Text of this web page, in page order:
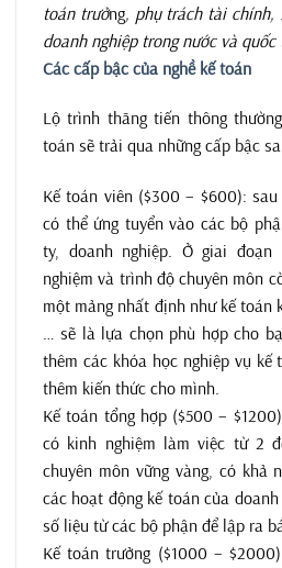
toán trưởng, phụ trách tài
doanh nghiệp trong nước và quốc
Các cấp bậc của nghề kế toán
Lộ trình thăng tiến thông
toán sẽ trải qua những cấp bậc
Kế toán viên ($300 – $600):
có thể ứng tuyển vào các bộ
ty, doanh nghiệp. Ở giai
nghiệm và trình độ chuyên môn
một mảng nhất định như kế toán
… sẽ là lựa chọn phù hợp cho
thêm các khóa học nghiệp vụ kế
thêm kiến thức cho mình.
Kế toán tổng hợp ($500 –
có kinh nghiệm làm việc từ 2
chuyên môn vững vàng, có khả
các hoạt động kế toán của
số liệu từ các bộ phận để lập ra
Kế toán trưởng ($1000 –